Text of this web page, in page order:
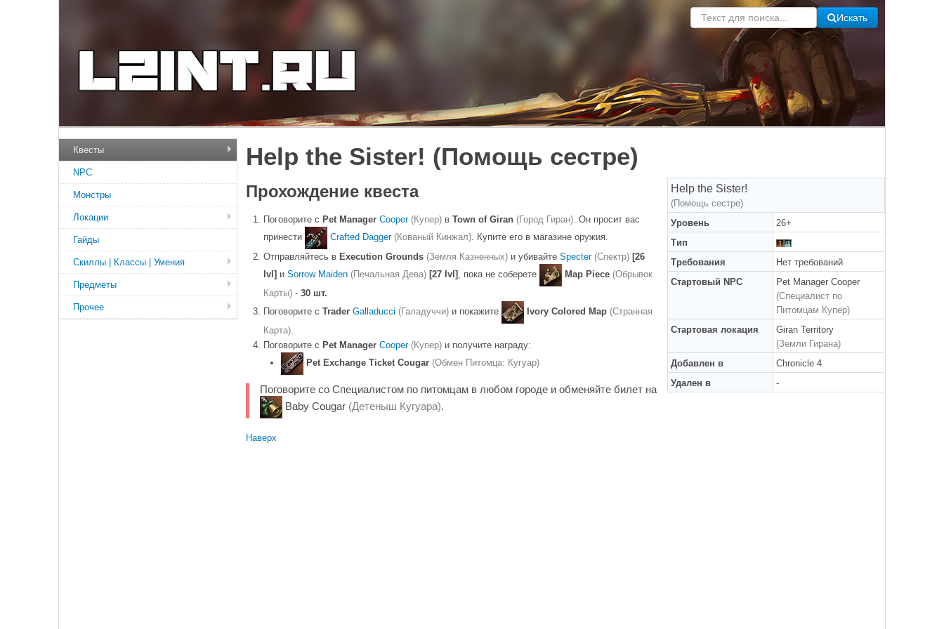
Искать
Help the Sister! (Помощь сестре)
Help the Sister!
(Помощь сестре)
Уровень
26+
Тип
Требования
Нет требований
Стартовый NPC
Pet Manager Cooper
(Специалист по
Питомцам Купер)
Стартовая локация
Giran Territory
(Земли Гирана)
Добавлен в
Chronicle 4
Удален в
-
Прохождение квеста
Поговорите с Pet Manager Cooper (Купер) в Town of Giran (Город Гиран). Он просит вас
принести
Crafted Dagger (Кованый Кинжал). Купите его в магазине оружия.
Отправляйтесь в Execution Grounds (Земля Казненных) и убивайте Specter (Спектр) [26
lvl] и Sorrow Maiden (Печальная Дева) [27 lvl] , пока не соберете Map Piece (Обрывок
Карты) - 30 шт.
Поговорите с Trader Galladucci (Галадуччи) и покажите Ivory Colored Map (Странная
Карта).
Поговорите с Pet Manager Cooper (Купер) и получите награду:
Pet Exchange Ticket Cougar (Обмен Питомца: Кугуар)
Поговорите со Специалистом по питомцам в любом городе и обменяйте билет на
Baby Cougar (Детеныш Кугуара).
Наверх
Квесты
NPC
Монстры
Локации
Гайды
Скиллы | Классы | Умения
Предметы
Прочее